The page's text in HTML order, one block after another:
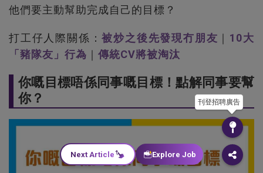
他們要主動幫助完成自己的目標？
打工仔人際關係：被炒之後先發現冇朋友 ｜ 10大
「豬隊友」行為 ｜ 傳統CV將被淘汰
你嘅目標唔係同事嘅目標！點解同事要幫
你？
刊登招聘廣告
Next Article Explore Job